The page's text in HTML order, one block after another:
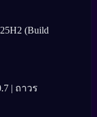
(Build
| ถาวร